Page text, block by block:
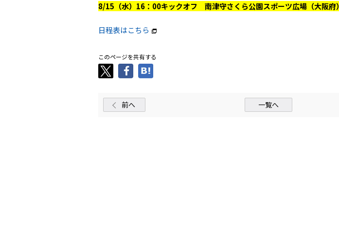
8/15（水）16：00キックオフ 南津守さくら公園スポーツ広場（大阪府）
日程表はこちら
このページを共有する
前へ 一覧へ